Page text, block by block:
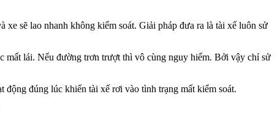
sẽ lao nhanh không kiểm soát. Giải pháp đưa ra là tài xế luôn sử
mất lái. Nếu đường trơn trượt thì vô cùng nguy hiểm. Bởi vậy chỉ sử
đúng lúc khiến tài xế rơi vào tình trạng mất kiểm soát.